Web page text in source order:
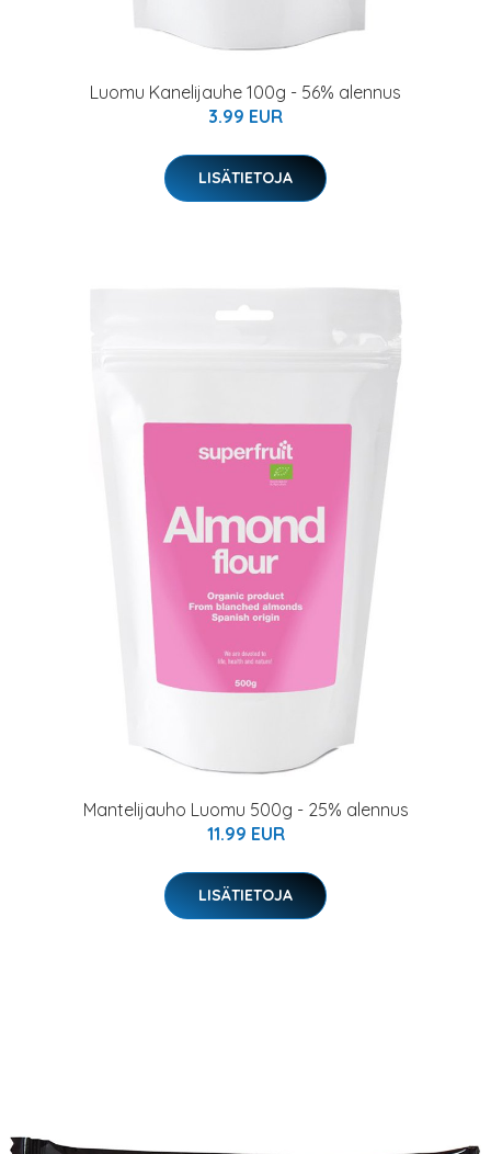
Luomu Kanelijauhe 100g - 56% alennus
3.99 EUR
LISÄTIETOJA
Mantelijauho Luomu 500g - 25% alennus
11.99 EUR
LISÄTIETOJA